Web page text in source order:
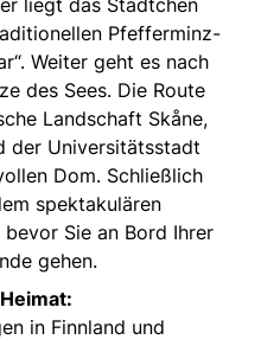
liegt das Städtchen
Pfefferminz-
Weiter geht es nach
des Sees. Die Route
Landschaft Skåne,
der Universitätsstadt
Dom. Schließlich
spektakulären
bevor Sie an Bord Ihrer
gehen.
in Finnland und